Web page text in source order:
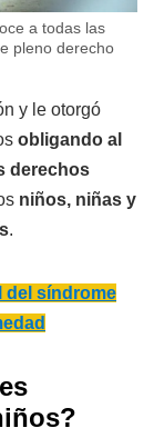
a todas las
pleno derecho
y le otorgó
obligando al
derechos
niños, niñas y
.
del síndrome